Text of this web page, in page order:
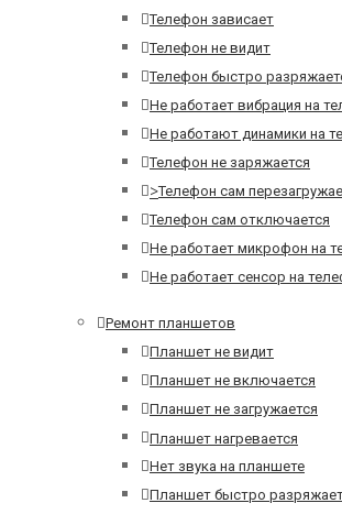
Телефон зависает
Телефон не видит
Телефон быстро
Не работает вибрация на
Не работают динамики на
Телефон не заряжается
>Телефон сам
Телефон сам отключается
Не работает микрофон на
Не работает сенсор на
Ремонт планшетов
Планшет не видит
Планшет не включается
Планшет не загружается
Планшет нагревается
Нет звука на планшете
Планшет быстро